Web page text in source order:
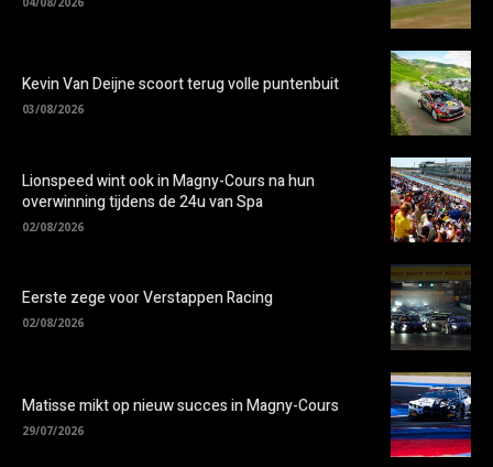
Kevin Van Deijne scoort terug volle puntenbuit
03/08/2026
Lionspeed wint ook in Magny-Cours na hun
overwinning tijdens de 24u van Spa
02/08/2026
Eerste zege voor Verstappen Racing
02/08/2026
Matisse mikt op nieuw succes in Magny-Cours
29/07/2026